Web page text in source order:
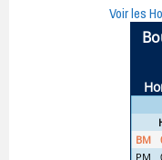
Voir les